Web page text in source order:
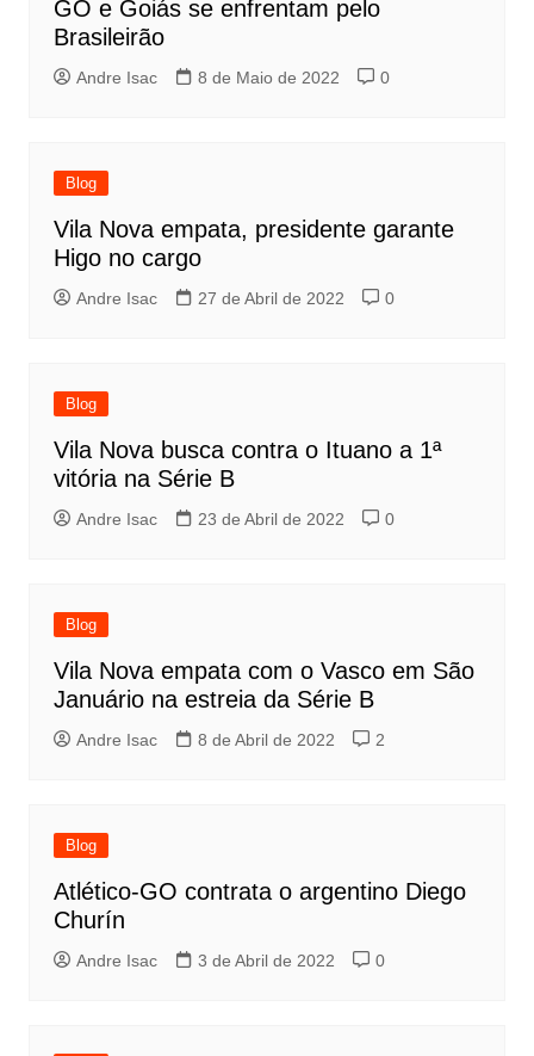
GO e Goiás se enfrentam pelo
Brasileirão
Andre Isac 8 de Maio de 2022 0
Blog
Vila Nova empata, presidente garante
Higo no cargo
Andre Isac 27 de Abril de 2022 0
Blog
Vila Nova busca contra o Ituano a 1ª
vitória na Série B
Andre Isac 23 de Abril de 2022 0
Blog
Vila Nova empata com o Vasco em São
Januário na estreia da Série B
Andre Isac 8 de Abril de 2022 2
Blog
Atlético-GO contrata o argentino Diego
Churín
Andre Isac 3 de Abril de 2022 0